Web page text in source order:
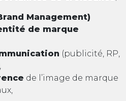
Management)
de marque
(publicité, RP,
de l’image de marque